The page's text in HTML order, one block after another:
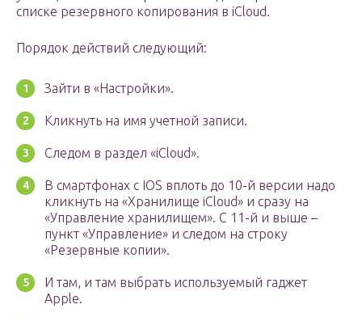
списке резервного копирования в iCloud.
Порядок действий следующий:
Зайти в «Настройки».
Кликнуть на имя учетной записи.
Следом в раздел «iCloud».
В смартфонах с IOS вплоть до 10-й версии надо
кликнуть на «Хранилище iCloud» и сразу на
«Управление хранилищем». С 11-й и выше –
пункт «Управление» и следом на строку
«Резервные копии».
И там, и там выбрать используемый гаджет
Apple.